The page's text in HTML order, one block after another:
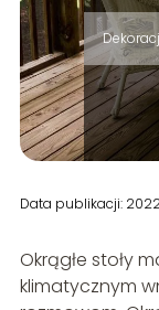
Data publikacji:
Okrągłe stoły
klimatycznym